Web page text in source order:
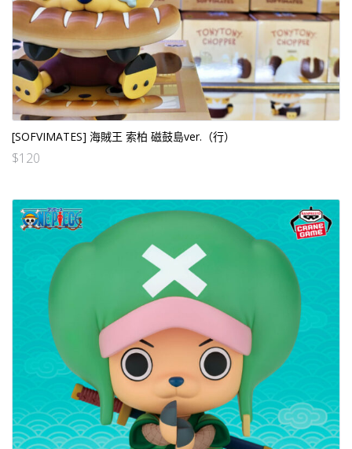
[SOFVIMATES] 海賊王 索柏 磁鼓島ver.（行）
$120